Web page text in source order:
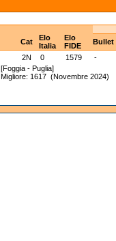
Cat
Elo
Italia
Elo
FIDE
Bullet
2N 0 1579
-
[Foggia - Puglia]
Migliore: 1617 (Novembre 2024)